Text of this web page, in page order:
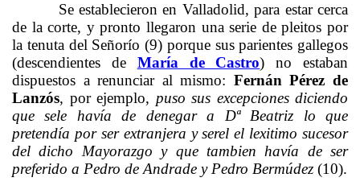
Se establecieron en Valladolid, para estar cerca
de la corte, y pronto llegaron una serie de pleitos por
la tenuta del Señorío (9) porque sus parientes gallegos
(descendientes de María de Castro) no estaban
dispuestos a renunciar al mismo: Fernán Pérez de
Lanzós, por ejemplo, puso sus excepciones diciendo
que sele havía de denegar a Dª Beatriz lo que
pretendía por ser extranjera y serel el lexitimo sucesor
del dicho Mayorazgo y que tambien havía de ser
preferido a Pedro de Andrade y Pedro Bermúdez (10).